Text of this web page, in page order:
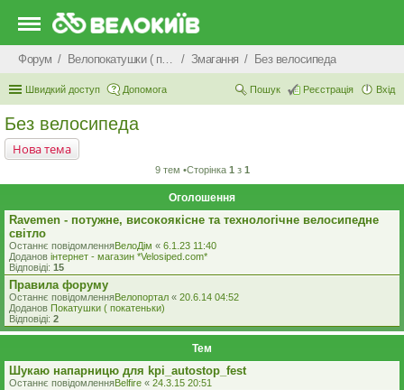
Форум Велопокатушки ( покатеньки), велопоходи, туризм. Змагання Без велосипеда
Швидкий доступ Допомога Вхід
Реєстрація
Пошук
Без велосипеда
Нова тема
9 тем •Сторінка 1 з 1
Оголошення
Ravemen - потужне, високоякісне та технологічне велосипедне
світло
Останнє повідомленняВелоДім « 6.1.23 11:40
Доданов iнтернет - магазин *Velosiped.com*
Відповіді: 15
Правила форуму
Останнє повідомленняВелопортал « 20.6.14 04:52
Доданов Покатушки ( покатеньки)
Відповіді: 2
Тем
Шукаю напарницю для kpi_autostop_fest
Останнє повідомленняBelfire « 24.3.15 20:51